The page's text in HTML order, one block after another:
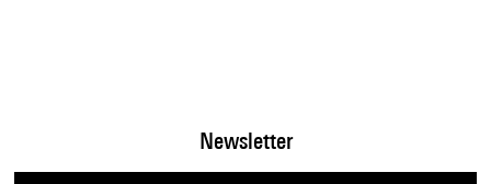
Newsletter